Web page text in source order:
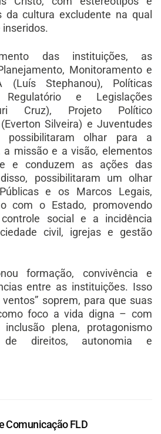
da cultura excludente na qual
das instituições, as
Monitoramento e
(Luís Stephanou), Políticas
e Legislações
Cruz), Projeto Político
Silveira) e Juventudes
possibilitaram olhar para a
a missão e a visão, elementos
e conduzem as ações das
possibilitaram um olhar
e os Marcos Legais,
com o Estado, promovendo
social e a incidência
civil, igrejas e gestão
formação, convivência e
entre as instituições. Isso
soprem, para que suas
foco a vida digna – com
plena, protagonismo
de direitos, autonomia e
Comunicação FLD